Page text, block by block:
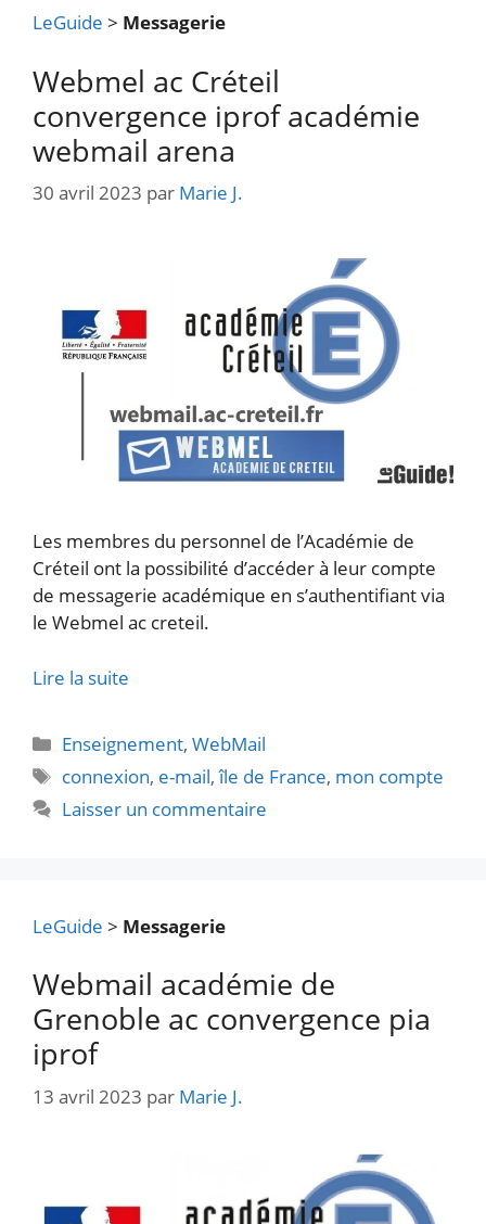
LeGuide > Messagerie
Webmel ac Créteil
convergence iprof académie
webmail arena
30 avril 2023 par Marie J.
Les membres du personnel de l’Académie de
Créteil ont la possibilité d’accéder à leur compte
de messagerie académique en s’authentifiant via
le Webmel ac creteil.
Lire la suite
Catégories
Enseignement,WebMail
Étiquettes
connexion, e-mail,île de France, mon compte
Laisser un commentaire
LeGuide > Messagerie
Webmail académie de
Grenoble ac convergence pia
iprof
13 avril 2023 par Marie J.